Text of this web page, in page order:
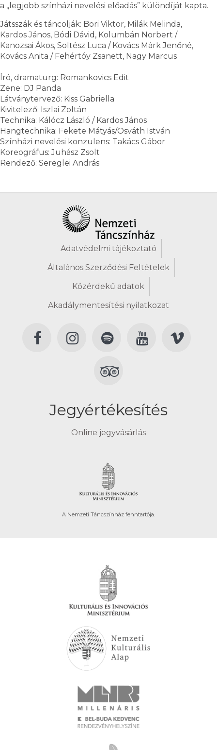
a „legjobb színházi nevelési előadás” különdíját kapta.
Játsszák és táncolják: Bori Viktor, Milák Melinda,
Kardos János, Bódi Dávid, Kolumbán Norbert /
Kanozsai Ákos, Soltész Luca / Kovács Márk Jenőné,
Kovács Anita / Fehértóy Zsanett, Nagy Marcus
Író, dramaturg: Romankovics Edit
Zene: DJ Panda
Látványtervező: Kiss Gabriella
Kivitelező: Iszlai Zoltán
Technika: Kálócz László / Kardos János
Hangtechnika: Fekete Mátyás/Osváth István
Színházi nevelési konzulens: Takács Gábor
Koreográfus: Juhász Zsolt
Rendező: Sereglei András
Adatvédelmi tájékoztató
Általános Szerződési Feltételek
Közérdekű adatok
Akadálymentesítési nyilatkozat
Jegyértékesítés
Online jegyvásárlás
A Nemzeti Táncszínház fenntartója.